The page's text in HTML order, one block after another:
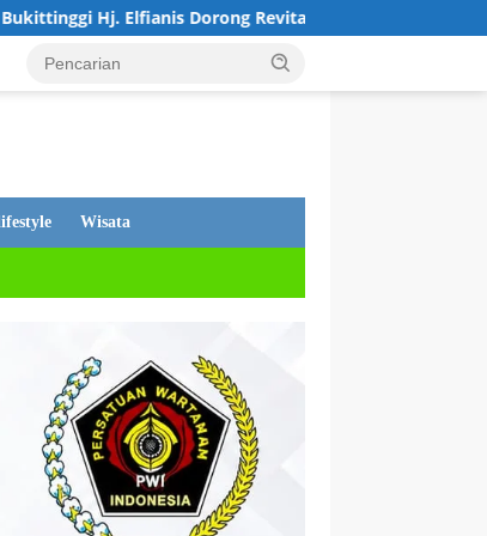
Revitalisasi Sekolah dan Perjuangkan Pembebasan
Wisata